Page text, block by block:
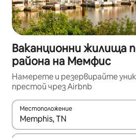
Ваканционни жилища
района на Мемфис
Намерете и резервирайте
престой чрез Airbnb
Местоположение
Когато резултатите се